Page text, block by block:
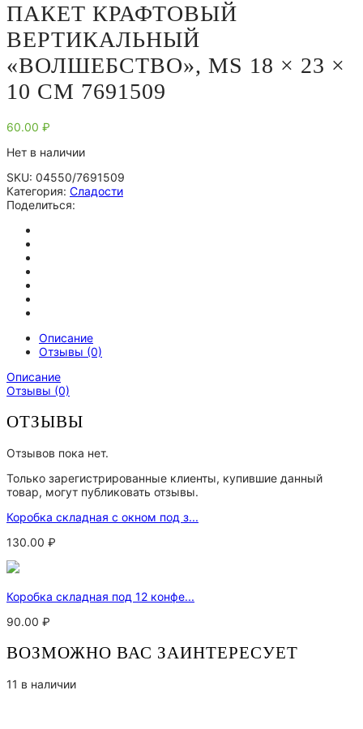
ПАКЕТ КРАФТОВЫЙ
ВЕРТИКАЛЬНЫЙ
«ВОЛШЕБСТВО», MS 18 × 23 ×
10 СМ 7691509
60.00 ₽
Нет в наличии
SKU: 04550/7691509
Категория: Сладости
Поделиться:
Описание
Отзывы (0)
Описание
Отзывы (0)
ОТЗЫВЫ
Отзывов пока нет.
Только зарегистрированные клиенты, купившие данный
товар, могут публиковать отзывы.
Коробка складная с окном под з...
130.00 ₽
Коробка складная под 12 конфе...
90.00 ₽
ВОЗМОЖНО ВАС ЗАИНТЕРЕСУЕТ
11 в наличии